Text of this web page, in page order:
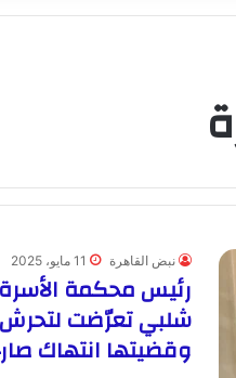
نبض القاهرة 11 مايو، 2025
رئيس محكمة
شلبي تعرّضت
وقضيتها انتهاك